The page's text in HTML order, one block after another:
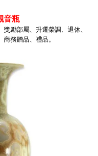
音瓶
勵部屬、升遷榮調、退休、
商務贈品、禮品。